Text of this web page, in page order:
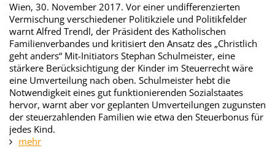
Wien, 30. November 2017. Vor einer undifferenzierten
Vermischung verschiedener Politikziele und Politikfelder
warnt Alfred Trendl, der Präsident des Katholischen
Familienverbandes und kritisiert den Ansatz des „Christlich
geht anders“ Mit-Initiators Stephan Schulmeister, eine
stärkere Berücksichtigung der Kinder im Steuerrecht wäre
eine Umverteilung nach oben. Schulmeister hebt die
Notwendigkeit eines gut funktionierenden Sozialstaates
hervor, warnt aber vor geplanten Umverteilungen zugunsten
der steuerzahlenden Familien wie etwa den Steuerbonus für
jedes Kind.
mehr